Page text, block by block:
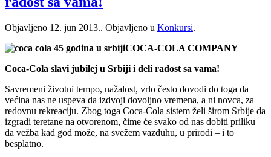
Objavljeno 12. jun 2013.. Objavljeno u Konkursi.
COCA-COLA COMPANY
Coca-Cola slavi jubilej u Srbiji i deli radost sa vama!
Savremeni životni tempo, nažalost, vrlo često dovodi do toga da
većina nas ne uspeva da izdvoji dovoljno vremena, a ni novca, za
redovnu rekreaciju. Zbog toga Coca-Cola sistem želi širom Srbije da
izgradi teretane na otvorenom, čime će svako od nas dobiti priliku
da vežba kad god može, na svežem vazduhu, u prirodi – i to
besplatno.